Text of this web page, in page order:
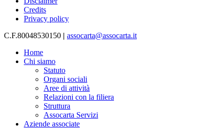
Credits
Privacy policy
C.F.80048530150 | assocarta@assocarta.it
Home
Chi siamo
Statuto
Organi sociali
Aree di attività
Relazioni con la filiera
Struttura
Assocarta Servizi
Aziende associate